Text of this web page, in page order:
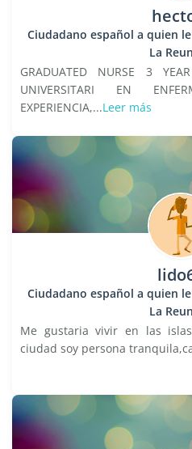
Ciudadano español a quien
La
GRADUATED NURSE 3 YEAR
UNIVERSITARI EN
EXPERIENCIA,...Leer más
Ciudadano español a quien
La
Me gustaria vivir en las
ciudad soy persona